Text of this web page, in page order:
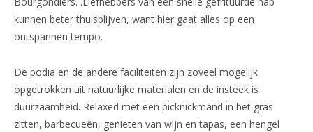
kunnen beter thuisblijven, want hier gaat alles op een
ontspannen tempo.
De podia en de andere faciliteiten zijn zoveel mogelijk
opgetrokken uit natuurlijke materialen en de insteek is
duurzaamheid. Relaxed met een picknickmand in het gras
zitten, barbecueën, genieten van wijn en tapas, een hengel